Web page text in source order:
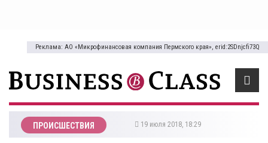
Реклама: АО «Микрофинансовая компания Пермского края», erid:2SDnjcfi73Q
ПРОИСШЕСТВИЯ 19 июля 2018, 18:29